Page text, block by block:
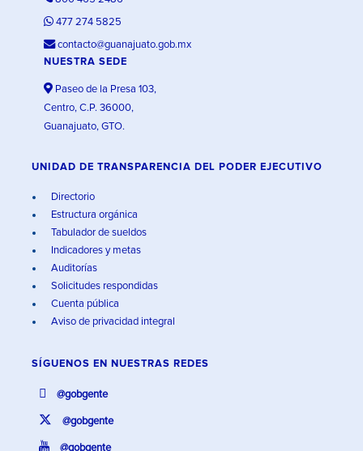
477 274 5825
contacto@guanajuato.gob.mx
NUESTRA SEDE
Paseo de la Presa 103,
Centro, C.P. 36000,
Guanajuato, GTO.
UNIDAD DE TRANSPARENCIA DEL PODER EJECUTIVO
Directorio
Estructura orgánica
Tabulador de sueldos
Indicadores y metas
Auditorías
Solicitudes respondidas
Cuenta pública
Aviso de privacidad integral
SÍGUENOS EN NUESTRAS REDES
@gobgente
@gobgente
@gobgente